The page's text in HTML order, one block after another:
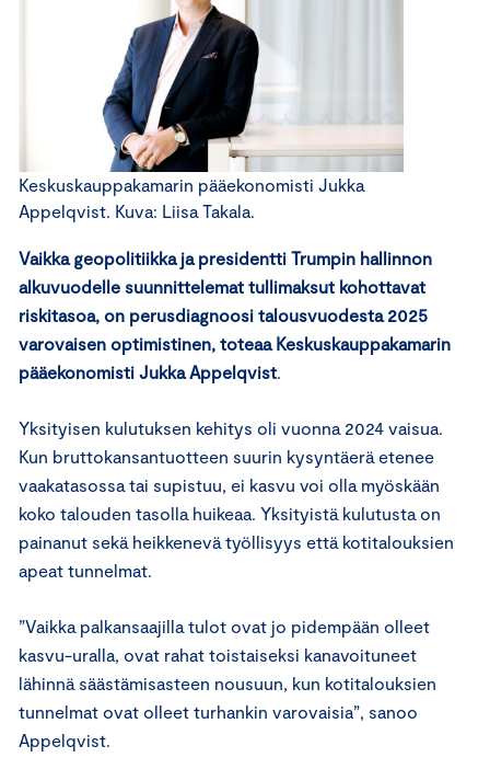
Keskuskauppakamarin pääekonomisti Jukka
Appelqvist. Kuva: Liisa Takala.
Vaikka geopolitiikka ja presidentti Trumpin hallinnon
alkuvuodelle suunnittelemat tullimaksut kohottavat
riskitasoa, on perusdiagnoosi talousvuodesta 2025
varovaisen optimistinen, toteaa Keskuskauppakamarin
pääekonomisti Jukka Appelqvist.
Yksityisen kulutuksen kehitys oli vuonna 2024 vaisua.
Kun bruttokansantuotteen suurin kysyntäerä etenee
vaakatasossa tai supistuu, ei kasvu voi olla myöskään
koko talouden tasolla huikeaa. Yksityistä kulutusta on
painanut sekä heikkenevä työllisyys että kotitalouksien
apeat tunnelmat.
”Vaikka palkansaajilla tulot ovat jo pidempään olleet
kasvu-uralla, ovat rahat toistaiseksi kanavoituneet
lähinnä säästämisasteen nousuun, kun kotitalouksien
tunnelmat ovat olleet turhankin varovaisia”, sanoo
Appelqvist.